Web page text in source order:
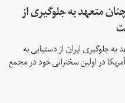
متعهد به جلوگیری از
جلوگیری ایران از دستیابی به
در اولین سخنرانی خود در مجمع